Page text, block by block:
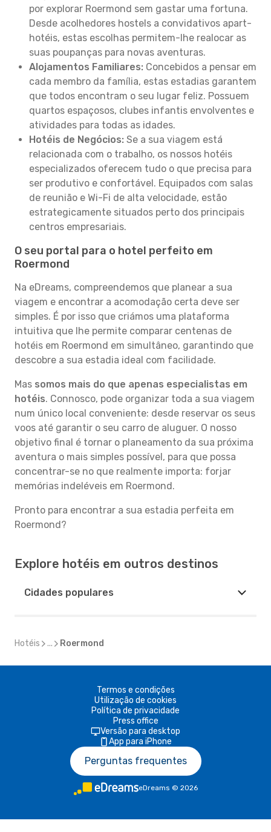
por explorar Roermond sem gastar uma fortuna.
Desde acolhedores hostels a convidativos apart-
hotéis, estas escolhas permitem-lhe realocar as
suas poupanças para novas aventuras.
Alojamentos Familiares: Concebidos a pensar em
cada membro da família, estas estadias garantem
que todos encontram o seu lugar feliz. Possuem
quartos espaçosos, clubes infantis envolventes e
atividades para todas as idades.
Hotéis de Negócios: Se a sua viagem está
relacionada com o trabalho, os nossos hotéis
especializados oferecem tudo o que precisa para
ser produtivo e confortável. Equipados com salas
de reunião e Wi-Fi de alta velocidade, estão
estrategicamente situados perto dos principais
centros empresariais.
O seu portal para o hotel perfeito em
Roermond
Na eDreams, compreendemos que planear a sua
viagem e encontrar a acomodação certa deve ser
simples. É por isso que criámos uma plataforma
intuitiva que lhe permite comparar centenas de
hotéis em Roermond em simultâneo, garantindo que
descobre a sua estadia ideal com facilidade.
Mas somos mais do que apenas especialistas em
hotéis. Connosco, pode organizar toda a sua viagem
num único local conveniente: desde reservar os seus
voos até garantir o seu carro de aluguer. O nosso
objetivo final é tornar o planeamento da sua próxima
aventura o mais simples possível, para que possa
concentrar-se no que realmente importa: forjar
memórias indeléveis em Roermond.
Pronto para encontrar a sua estadia perfeita em
Roermond?
Explore hotéis em outros destinos
Cidades populares
Hotéis ... Roermond
Termos e condições
Utilização de cookies
Política de privacidade
Press office
Versão para desktop
App para iPhone
Perguntas frequentes
eDreams © 2026